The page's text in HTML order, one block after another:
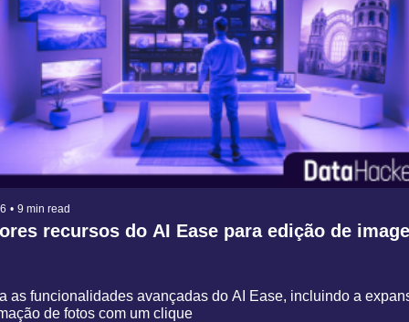
• 9 min read
recursos do AI Ease para edição de
as funcionalidades avançadas do AI Ease, incluindo a
de fotos com um clique